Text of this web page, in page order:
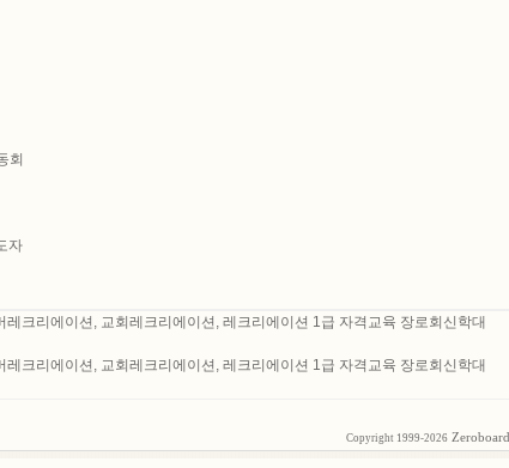
회
자
크리에이션, 교회레크리에이션, 레크리에이션 1급 자격교육 장로회신학대
크리에이션, 교회레크리에이션, 레크리에이션 1급 자격교육 장로회신학대
Copyright 1999-2026 Zeroboard